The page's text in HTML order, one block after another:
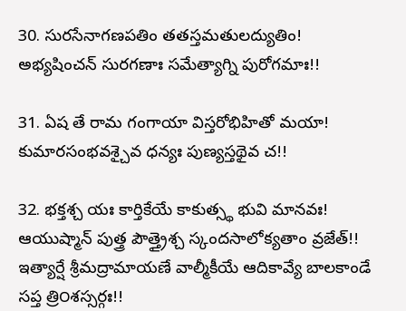
30. సురసేనాగణపతిం తతస్తమతులద్యుతిం!
అభ్యషించన్ సురగణాః సమేత్యాగ్ని పురోగమాః!!
31. ఏష తే రామ గంగాయా విస్తరోభిహితో మయా!
కుమారసంభవశ్చైవ ధన్యః పుణ్యస్తథైవ చ!!
32. భక్తశ్చ యః కార్తికేయే కాకుత్స్థ భువి మానవః!
ఆయుష్మాన్ పుత్త్ర పౌత్త్రైశ్చ స్కందసాలోక్యతాం వ్రజేత్!!
ఇత్యార్షే శ్రీమద్రామాయణే వాల్మీకీయే ఆదికావ్యే బాలకాండే
సప్త త్రి౦శస్సర్గః!!